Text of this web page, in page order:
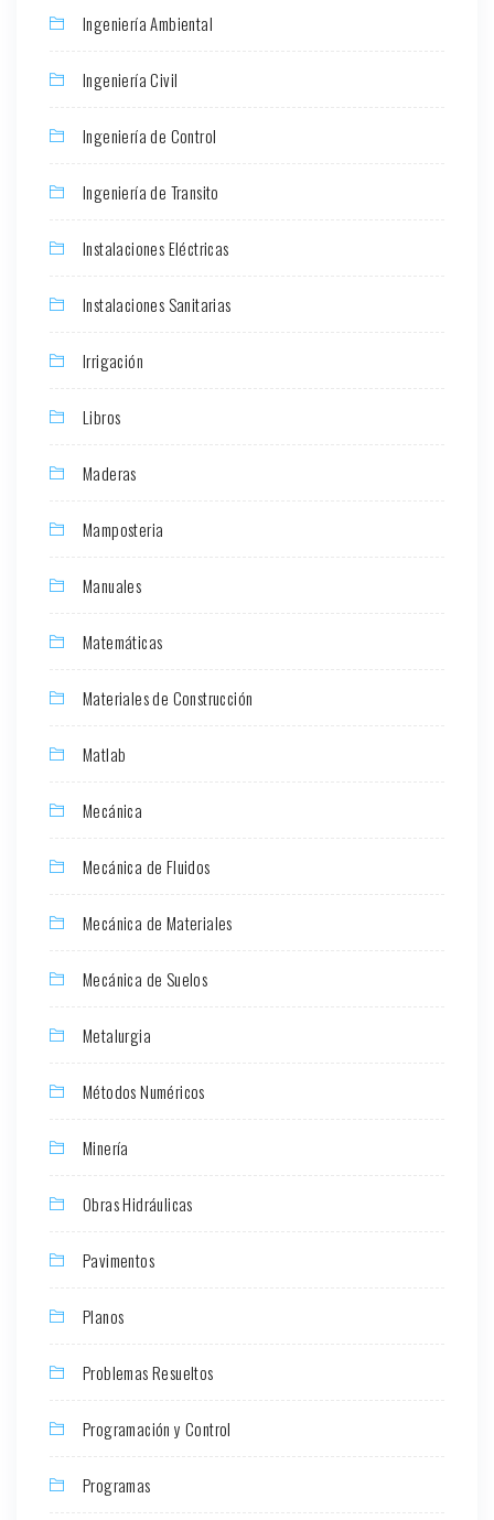
Ingeniería Ambiental
Ingeniería Civil
Ingeniería de Control
Ingeniería de Transito
Instalaciones Eléctricas
Instalaciones Sanitarias
Irrigación
Libros
Maderas
Mamposteria
Manuales
Matemáticas
Materiales de Construcción
Matlab
Mecánica
Mecánica de Fluidos
Mecánica de Materiales
Mecánica de Suelos
Metalurgia
Métodos Numéricos
Minería
Obras Hidráulicas
Pavimentos
Planos
Problemas Resueltos
Programación y Control
Programas